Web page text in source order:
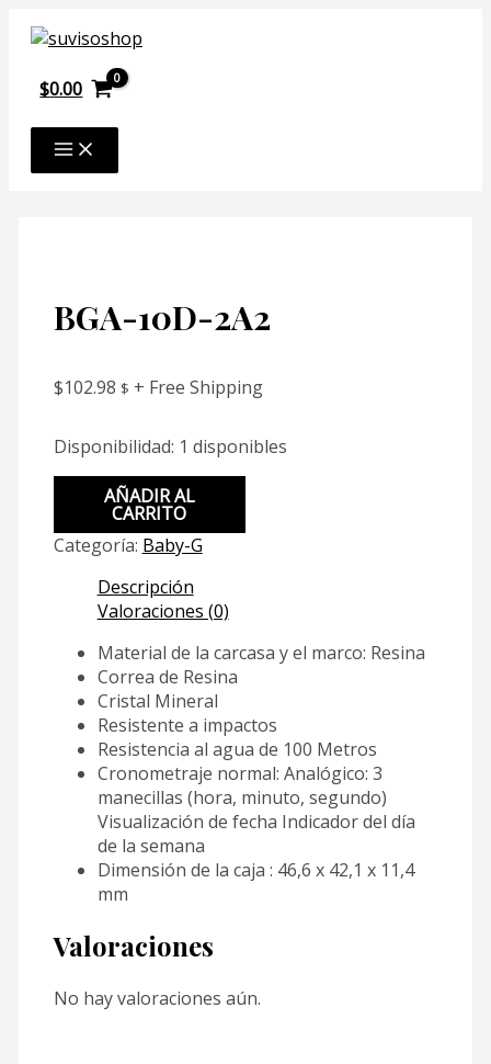
$0.00
MAIN
MENU
BGA-10D-2A2
$102.98 $ + Free Shipping
Disponibilidad: 1 disponibles
2A2
cantidad
AÑADIR AL
CARRITO
Categoría: Baby-G
Descripción
Valoraciones (0)
Material de la carcasa y el marco: Resina
Correa de Resina
Cristal Mineral
Resistente a impactos
Resistencia al agua de 100 Metros
Cronometraje normal: Analógico: 3
manecillas (hora, minuto, segundo)
Visualización de fecha Indicador del día
de la semana
Dimensión de la caja : 46,6 x 42,1 x 11,4
mm
Valoraciones
No hay valoraciones aún.